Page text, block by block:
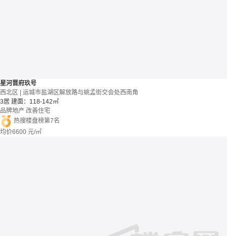
星河晋府玖号
西北区 | 运城市盐湖区解放路与姚孟街交会处西南角
3居 建面：118-142㎡
品牌地产 改善住宅
热搜楼盘榜第7名
均价6600 元/㎡